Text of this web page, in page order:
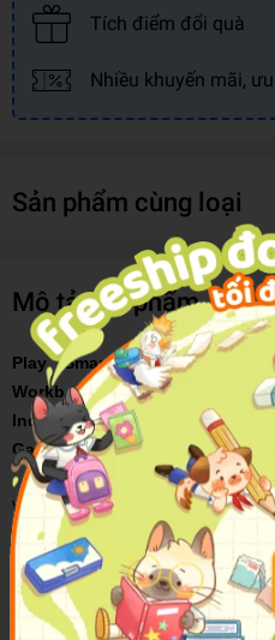
Tích điểm đổi quà
Nhiều khuyến mãi,
Sản phẩm cùng loại
Mô tả sản phẩm
Play Smart Brain
Workbook with Stickers for
Independent Thinking
Games, and More (Full Color
What's the Play Smart secret?
BOOK FEATURES
70 pages includes over
activity board